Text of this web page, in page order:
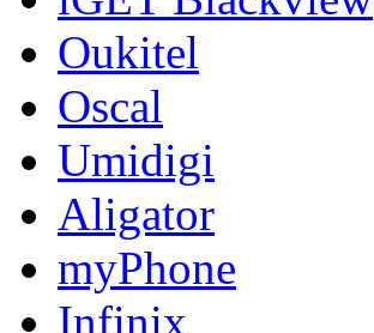
Oukitel
Oscal
Umidigi
Aligator
myPhone
Infinix